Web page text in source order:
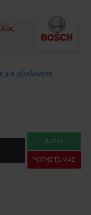
μια αξιολόγηση
ΑΓΟΡΆ
ΡΩΤΉΣΤΕ ΜΑΣ